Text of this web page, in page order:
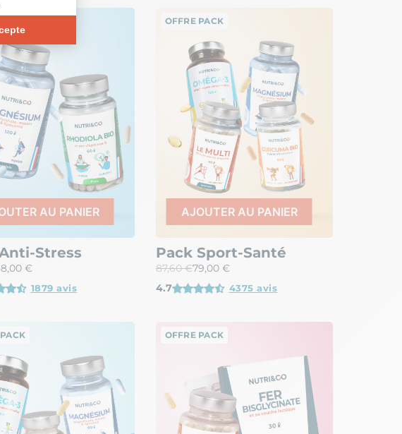
vos Options
vos paramètres de confidentialité, en garantissant la conformité avec
AU PANIER
Stress
€
1879 avis
AJOUTER AU PANIER
Pack Sport-Santé
87,60 €79,00 €
4.7
4375 avis
OFFRE PACK
OFFRE PACK